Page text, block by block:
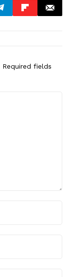
Required fields